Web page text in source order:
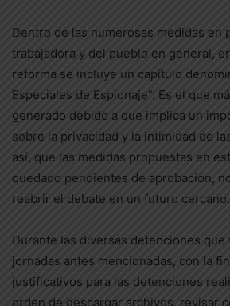
Dentro de las numerosas medidas en
trabajadora y del pueblo en general,
reforma se incluye un capítulo
Especiales de Espionaje”. Es el que
generado debido a que implica un
sobre la privacidad y la intimidad de
así, que las medidas propuestas en
quedado pendientes de aprobación,
reabrir el debate en un futuro cercano.
Durante las diversas detenciones
jornadas antes mencionadas, con la
justificativos para las detenciones
orden de descargar archivos, revisar